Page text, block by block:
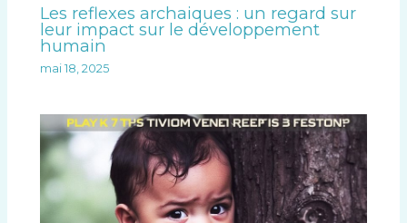
Les reflexes archaiques : un regard sur
leur impact sur le développement
humain
mai 18, 2025